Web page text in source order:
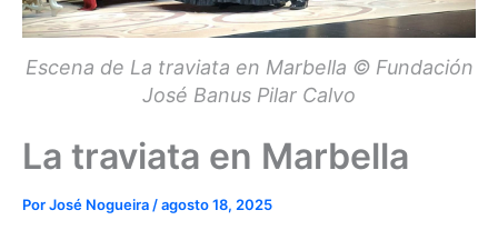
Escena de La traviata en Marbella © Fundación
José Banus Pilar Calvo
La traviata en Marbella
PorJosé Nogueira /agosto 18, 2025